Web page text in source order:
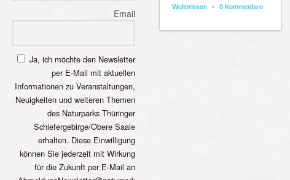
Email
Ja, ich möchte den Newsletter
per E-Mail mit aktuellen
Informationen zu Veranstaltungen,
Neuigkeiten und weiteren Themen
des Naturparks Thüringer
Schiefergebirge/Obere Saale
erhalten. Diese Einwilligung
können Sie jederzeit mit Wirkung
für die Zukunft per E-Mail an
Weiterlesen • 0 Kommentare